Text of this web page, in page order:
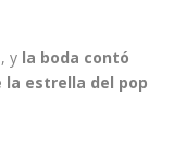
y la boda contó
la estrella del pop